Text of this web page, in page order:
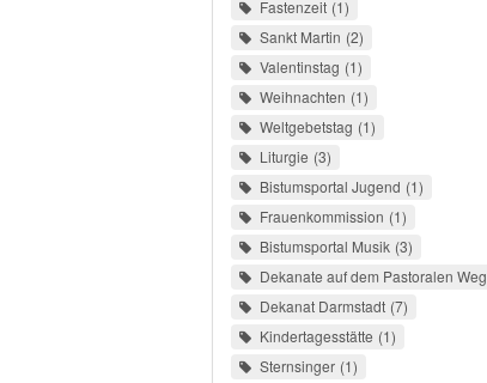
Fastenzeit 1
Sankt Martin 2
Valentinstag 1
Weihnachten 1
Weltgebetstag 1
Liturgie 3
Bistumsportal Jugend 1
Frauenkommission 1
Bistumsportal Musik 3
Dekanate auf dem Pastoralen Weg
Dekanat Darmstadt 7
Kindertagesstätte 1
Sternsinger 1